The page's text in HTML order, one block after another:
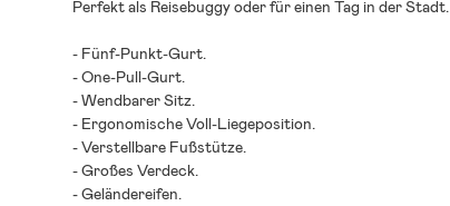
Perfekt als Reisebuggy oder für einen Tag in der Stadt.
- Fünf-Punkt-Gurt.
- One-Pull-Gurt.
- Wendbarer Sitz.
- Ergonomische Voll-Liegeposition.
- Verstellbare Fußstütze.
- Großes Verdeck.
- Geländereifen.